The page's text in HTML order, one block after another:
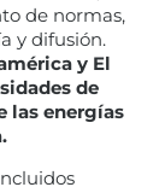
de normas,
y difusión.
y El
de
las energías